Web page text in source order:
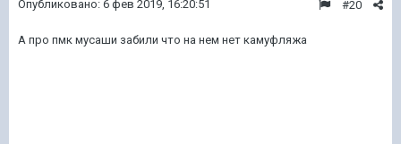
#20
Опубликовано: 6 фев 2019, 16:20:51
А про пмк мусаши забили что на нем нет камуфляжа